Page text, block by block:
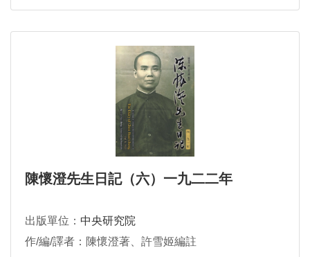
陳懷澄先生日記（六）一九二二年
出版單位： 中央研究院
作/編/譯者：陳懷澄著、許雪姬編註